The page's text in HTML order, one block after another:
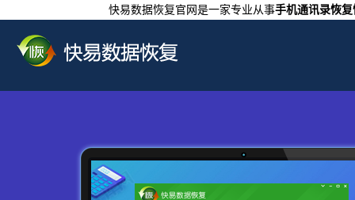
快易数据恢复官网是一家专业从事手机通讯录恢